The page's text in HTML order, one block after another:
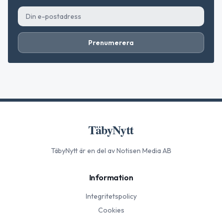
Prenumerera
TäbyNytt
TäbyNyttär en del av Notisen Media AB
Information
Integritetspolicy
Cookies